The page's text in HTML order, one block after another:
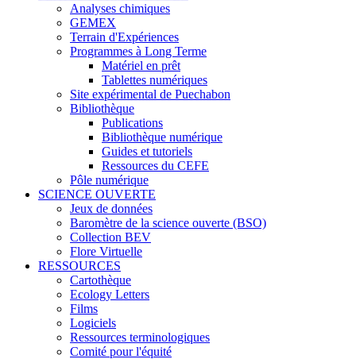
Analyses chimiques
GEMEX
Terrain d'Expériences
Programmes à Long Terme
Matériel en prêt
Tablettes numériques
Site expérimental de Puechabon
Bibliothèque
Publications
Bibliothèque numérique
Guides et tutoriels
Ressources du CEFE
Pôle numérique
SCIENCE OUVERTE
Jeux de données
Baromètre de la science ouverte (BSO)
Collection BEV
Flore Virtuelle
RESSOURCES
Cartothèque
Ecology Letters
Films
Logiciels
Ressources terminologiques
Comité pour l'équité